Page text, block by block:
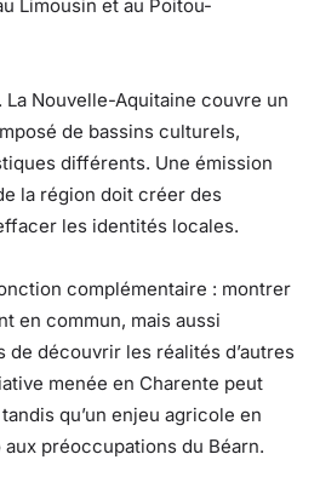
Limousin et au Poitou-
Nouvelle-Aquitaine couvre un
de bassins culturels,
différents. Une émission
la région doit créer des
les identités locales.
complémentaire : montrer
en commun, mais aussi
de découvrir les réalités d’autres
menée en Charente peut
qu’un enjeu agricole en
préoccupations du Béarn.